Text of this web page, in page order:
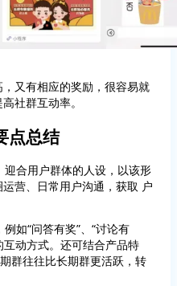
又有相应的奖励，很容易就
社群互动率。
点总结
合用户群体的人设，以该形
营、日常用户沟通，获取 户
如“问答有奖”、“讨论有
互动方式。还可结合产品特
群往往比长期群更活跃，转